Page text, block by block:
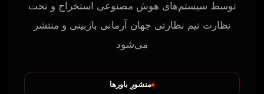
توسط سیستم‌های هوش مصنوعی استخراج و تحت
نظارت تیم نظارتی جهان آرمانی بازبینی و منتشر
می‌شود
منشورِ باورها